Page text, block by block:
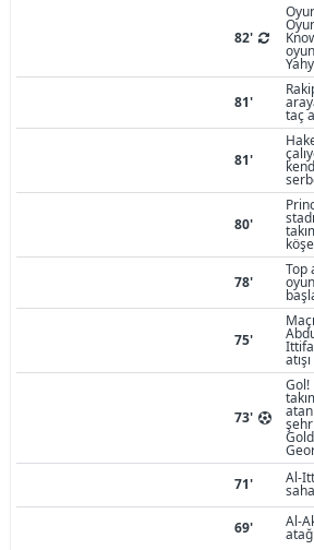
82'
81'
taç
81'
80'
78'
Top
75'
73'
Gol!
71'
Al-
69'
Al-